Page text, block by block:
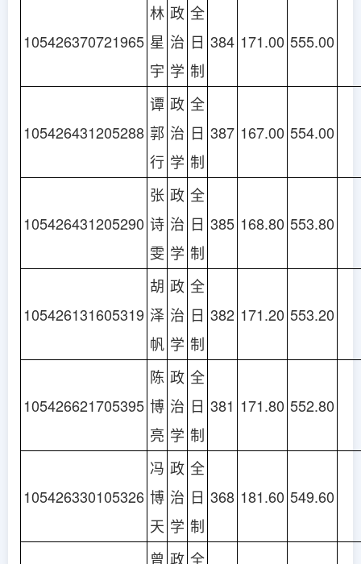
105426370721965
林
星
宇
政
治
学
全
日
制
384 171.00 555.00
105426431205288
谭
郭
行
政
治
学
全
日
制
387 167.00 554.00
105426431205290
张
诗
雯
政
治
学
全
日
制
385 168.80 553.80
105426131605319
胡
泽
帆
政
治
学
全
日
制
382 171.20 553.20
105426621705395
陈
博
亮
政
治
学
全
日
制
381 171.80 552.80
105426330105326
冯
博
天
政
治
学
全
日
制
368 181.60 549.60
曾 政 全